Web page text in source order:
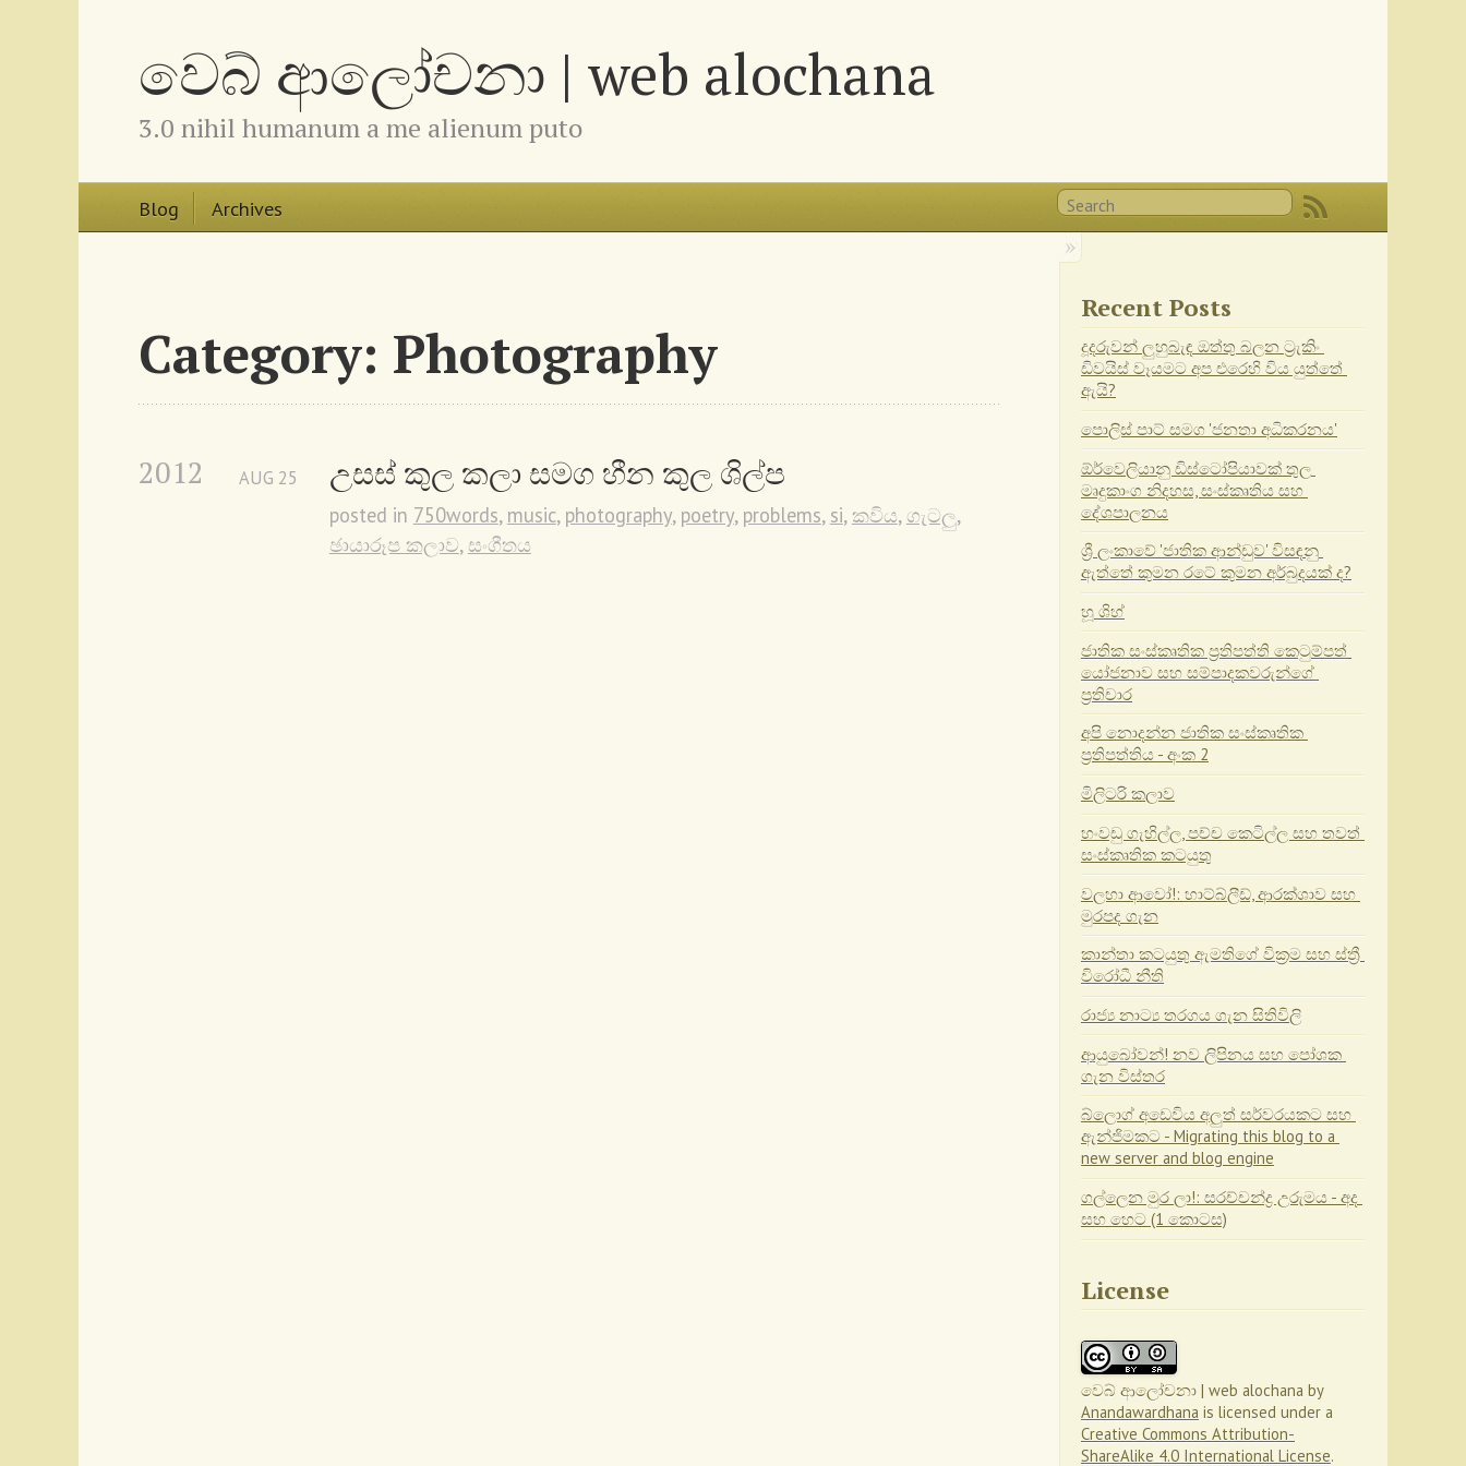
වෙබ් ආලෝචනා | web alochana
3.0 nihil humanum a me alienum puto
Blog Archives
Category: Photography
2012 උසස් කුල කලා සමග හීන කුල ශිල්ප
AUG 25
posted in 750words, music, photography, poetry, problems, si, කවිය, ගැටලු,
ඡායාරූප කලාව, සංගීතය
Recent Posts
දූදරුවන් ලුහුබැඳ ඔත්තු බලන ට්‍රැකිං
ඩිවයිස් වෑයමට අප එරෙහි විය යුත්තේ
ඇයි?
පොලිස් පාට් සමග 'ජනතා අධිකරනය'
ඕර්වෙලියානු ඩිස්ටෝපියාවක් තුල
මෘදුකාංග නිදහස, සංස්කෘතිය සහ
දේශපාලනය
ශ්‍රී ලංකාවේ 'ජාතික ආන්ඩුව' විසඳනු
ඇත්තේ කුමන රටේ කුමන අර්බුදයක් ද?
හූ ශිහ්
ජාතික සංස්කෘතික ප්‍රතිපත්ති කෙටුම්පත්
යෝජනාව සහ සම්පාදකවරුන්ගේ
ප්‍රතිචාර
අපි නොදන්න ජාතික සංස්කෘතික
ප්‍රතිපත්තිය - අංක 2
මිලිටරි කලාව
හංවඩු ගැහිල්ල, පච්ච කෙටිල්ල සහ තවත්
සංස්කෘතික කටයුතු
වලහා ආවෝ!: හාට්බ්ලීඩ්, ආරක්ශාව සහ
මුරපද ගැන
කාන්තා කටයුතු ඇමතිගේ වික්‍රම සහ ස්ත්‍රී
විරෝධී නීති
රාජ්‍ය නාට්‍ය තරගය ගැන සිතිවිලි
ආයුබෝවන්! නව ලිපිනය සහ පෝශක
ගැන විස්තර
බ්ලොග් අඩෙවිය අලුත් සර්වරයකට සහ
ඇන්ජිමකට - Migrating this blog to a
new server and blog engine
ගල්ලෙන මුර ලා!: සරච්චන්ද්‍ර උරුමය - අද
සහ හෙට (1 කොටස)
License
වෙබ් ආලෝචනා | web alochana by
Anandawardhana is licensed under a
Creative Commons Attribution-
ShareAlike 4.0 International License.